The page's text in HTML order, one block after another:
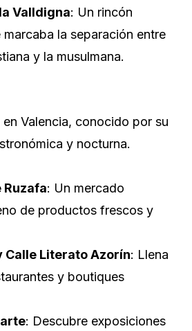
Valldigna: Un rincón
la separación entre
y la musulmana.
Valencia, conocido por su
y nocturna.
: Un mercado
de productos frescos y
Calle Literato Azorín: Llena
y boutiques
: Descubre exposiciones